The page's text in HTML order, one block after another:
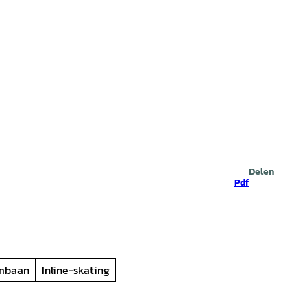
Pdf
Delen
Inline-skating